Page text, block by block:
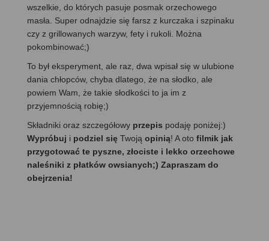
wszelkie, do których pasuje posmak orzechowego
masła. Super odnajdzie się farsz z kurczaka i szpinaku
czy z grillowanych warzyw, fety i rukoli. Można
pokombinować;)
To był eksperyment, ale raz, dwa wpisał się w ulubione
dania chłopców, chyba dlatego, że na słodko, ale
powiem Wam, że takie słodkości to ja im z
przyjemnością robię;)
Składniki oraz szczegółowy przepis podaję poniżej:)
Wypróbuj i podziel się Twoją opinią! A oto filmik jak
przygotować te pyszne, złociste i lekko orzechowe
naleśniki z płatków owsianych;) Zapraszam do
obejrzenia!